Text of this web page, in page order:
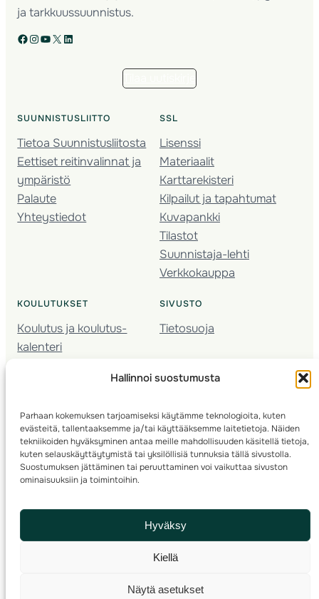
Hallinnoi suostumusta
Parhaan kokemuksen tarjoamiseksi käytämme teknologioita, kuten
evästeitä, tallentaaksemme ja/tai käyttääksemme laitetietoja. Näiden
tekniikoiden hyväksyminen antaa meille mahdollisuuden käsitellä tietoja,
kuten selauskäyttäytymistä tai yksilöllisiä tunnuksia tällä sivustolla.
Suostumuksen jättäminen tai peruuttaminen voi vaikuttaa sivuston
ominaisuuksiin ja toimintoihin.
Hyväksy
Kiellä
Näytä asetukset
ja tarkkuussuunnistus.
Facebook Instagram YouTube X LinkedIn
SUUNNISTUSLIITTO
Tietoa Suunnistusliitosta
Eettiset reitinvalinnat ja
ympäristö
Palaute
Yhteystiedot
SSL
Lisenssi
Materiaalit
Karttarekisteri
Kilpailut ja tapahtumat
Kuvapankki
Tilastot
Suunnistaja-lehti
Verkkokauppa
KOULUTUKSET
Koulutus ja koulutus­
kalenteri
Seura­kehittäminen
Kartoitus
Ratamestari
SIVUSTO
Tietosuoja
© 2025 ·Suomen Suunnistusliitto· Valimotie 10, 00380 Helsinki, Finland
info(a)suunnistusliitto.fi,Rastilipun asiat: rastilippu(a)suunnistusliitto.fi
Kilpailut ja kuntorastit – Rastilippu:::Rastilipun ohjeet